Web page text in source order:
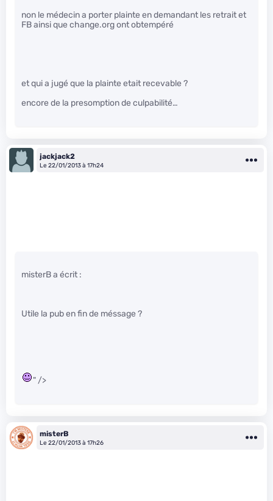
non le médecin a porter plainte en demandant les retrait et
FB ainsi que change.org ont obtempéré
et qui a jugé que la plainte etait recevable ?
encore de la presomption de culpabilité…
jackjack2
Le 22/01/2013 à 17h24
misterB a écrit :
Utile la pub en fin de méssage ?
" />
misterB
Le 22/01/2013 à 17h26